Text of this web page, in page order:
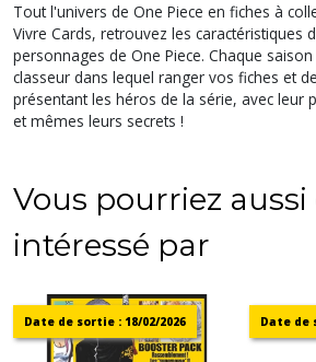
Tout l'univers de One Piece en fiches à
Vivre Cards, retrouvez les caractéristiques
personnages de One Piece. Chaque
classeur dans lequel ranger vos fiches et
présentant les héros de la série, avec leur
et mêmes leurs secrets !
Vous pourriez aussi
intéressé par
Date de sortie : 18/02/2026 Date de